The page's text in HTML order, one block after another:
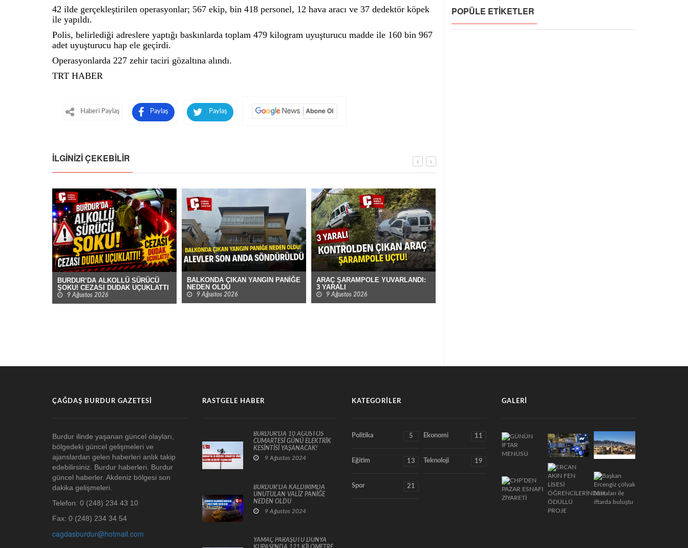
42 ilde gerçekleştirilen operasyonlar; 567 ekip, bin 418 personel, 12 hava aracı ve 37 dedektör köpek
ile yapıldı.
Polis, belirlediği adreslere yaptığı baskınlarda toplam 479 kilogram uyuşturucu madde ile 160 bin 967
adet uyuşturucu hap ele geçirdi.
Operasyonlarda 227 zehir taciri gözaltına alındı.
TRT HABER
Haberi Paylaş Paylaş Paylaş
İLGINIZI ÇEKEBILIR
BURDUR’DA ALKOLLÜ SÜRÜCÜ
ŞOKU! CEZASI DUDAK UÇUKLATTI
9 Ağustos 2026
BALKONDA ÇIKAN YANGIN PANİĞE
NEDEN OLDU
9 Ağustos 2026
ARAÇ ŞARAMPOLE YUVARLANDI:
3 YARALI
9 Ağustos 2026
POPÜLE ETIKETLER
ÇAĞDAŞ BURDUR GAZETESI
Burdur ilinde yaşanan güncel olayları,
bölgedeki güncel gelişmeleri ve
ajanslardan gelen haberleri anlık takip
edebilirsiniz. Burdur haberleri. Burdur
güncel haberler. Akdeniz bölgesi son
dakika gelişmeleri.
Telefon: 0 (248) 234 43 10
Fax: 0 (248) 234 34 54
cagdasburdur@hotmail.com
RASTGELE HABER
BURDUR'DA 10 AĞUSTOS
CUMARTESİ GÜNÜ ELEKTRİK
KESİNTİSİ YAŞANACAK!
9 Ağustos 2024
BURDUR’DA KALDIRIMDA
UNUTULAN VALİZ PANİĞE
NEDEN OLDU
9 Ağustos 2024
YAMAÇ PARAŞÜTÜ DÜNYA
KATEGORILER
Politika 5 Ekonomi 11
Eğitim 13 Teknoloji 19
Spor 21
GALERI